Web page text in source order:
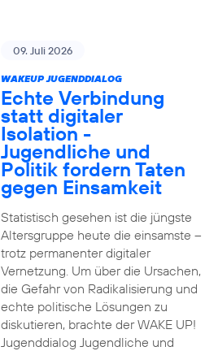
09. Juli 2026
WAKEUP JUGENDDIALOG
Echte Verbindung
statt digitaler
Isolation -
Jugendliche und
Politik fordern Taten
gegen Einsamkeit
Statistisch gesehen ist die jüngste
Altersgruppe heute die einsamste –
trotz permanenter digitaler
Vernetzung. Um über die Ursachen,
die Gefahr von Radikalisierung und
echte politische Lösungen zu
diskutieren, brachte der WAKE UP!
Jugenddialog Jugendliche und